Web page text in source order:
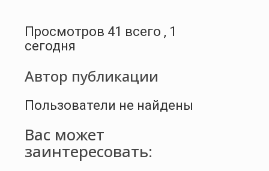
Просмотров 41 всего , 1
сегодня
Автор публикации
Пользователи не найдены
Вас может
заинтересовать: